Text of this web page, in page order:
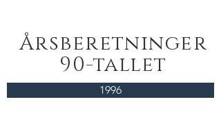
Årsberetninger
90-tallet
1996